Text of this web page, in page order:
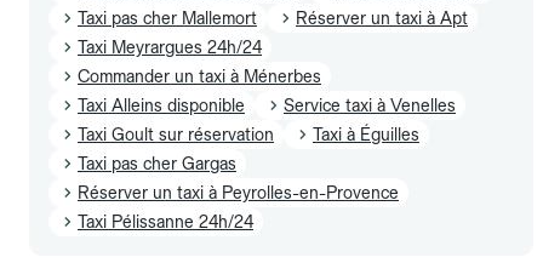
Taxi pas cher Mallemort
Réserver un taxi à Apt
Taxi Meyrargues 24h/24
Commander un taxi à Ménerbes
Taxi Alleins disponible
Service taxi à Venelles
Taxi Goult sur réservation
Taxi à Éguilles
Taxi pas cher Gargas
Réserver un taxi à Peyrolles-en-Provence
Taxi Pélissanne 24h/24